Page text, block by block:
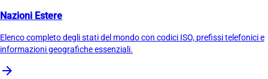
Nazioni Estere
Elenco completo degli stati del mondo con codici ISO, prefissi telefonici e
informazioni geografiche essenziali.
arrow_forward